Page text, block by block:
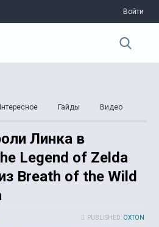
Войти
Гайды Видео
Линка в
Legend of Zelda
Breath of the Wild
PUBLISHED: OXTON